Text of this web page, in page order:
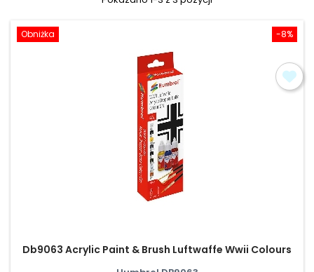
-8%
Obniżka
Db9063 Acrylic Paint & Brush Luftwaffe Wwii Colours